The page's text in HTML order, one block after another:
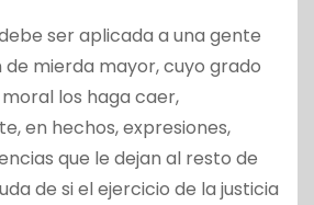
ser aplicada a una gente
de mierda mayor, cuyo grado
los haga caer,
en hechos, expresiones,
que le dejan al resto de
de si el ejercicio de la justicia